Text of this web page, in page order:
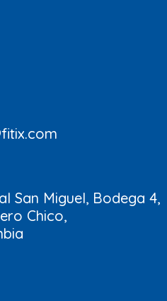
San Miguel, Bodega 4,
Chico,